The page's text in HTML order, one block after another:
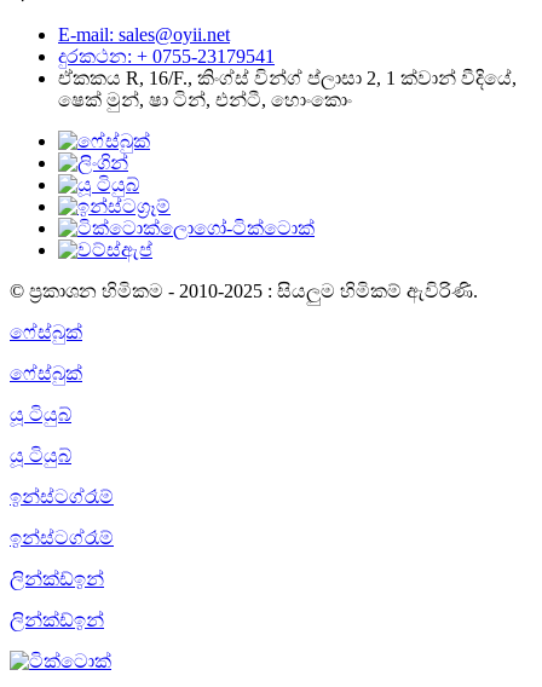
E-mail: sales@oyii.net
දුරකථන: + 0755-23179541
ඒකකය R, 16/F., කිංග්ස් වින්ග් ප්ලාසා 2, 1 ක්වාන් වීදියේ,
ෂෙක් මුන්, ෂා ටින්, එන්ටී, හොංකොං
© ප්‍රකාශන හිමිකම - 2010-2025 : සියලුම හිමිකම් ඇවිරිණි.
ෆේස්බුක්
ෆේස්බුක්
යූ ටියුබ්
යූ ටියුබ්
ඉන්ස්ටග්රෑම්
ඉන්ස්ටග්රෑම්
ලින්ක්ඩ්ඉන්
ලින්ක්ඩ්ඉන්